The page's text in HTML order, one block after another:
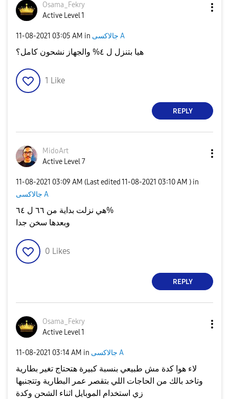
Osama_Fekry
Active Level 1
‎11-08-2021 03:05 AM in جالاكسى A
هيا بتنزل ل ٤% والجهاز نشحون كامل؟
1 Like
REPLY
MidoArt
Active Level 7
‎11-08-2021 03:09 AM (Last edited ‎11-08-2021 03:10 AM ) in
جالاكسى A
هي نزلت بداية من ٦٦ ل ٦٤%
وبعدها سخن جدا
0 Likes
REPLY
Osama_Fekry
Active Level 1
‎11-08-2021 03:14 AM in جالاكسى A
لاء هوا كدة مش طبيعي بنسبة كبيرة هتحتاج تغير بطارية
وتاخد بالك من الحاجات اللي بتقصر عمر البطارية وتتجنبها
زي استخدام الموبايل اثناء الشحن وكدة